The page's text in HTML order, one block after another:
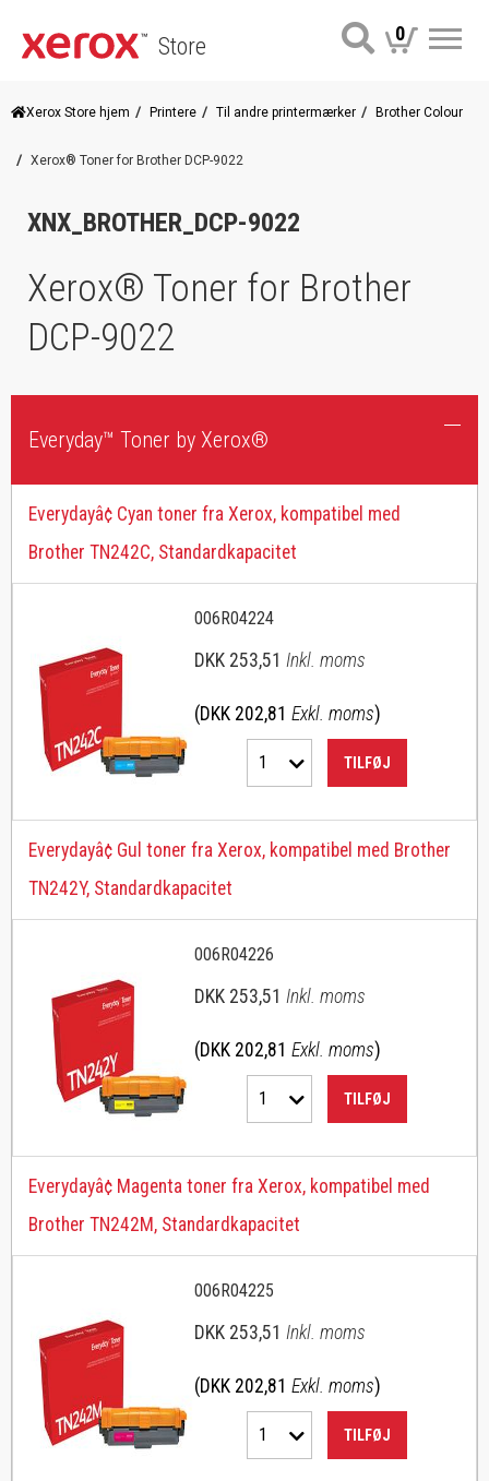
Store 0
Xerox Store hjem Printere Til andre printermærker Brother Colour
Xerox® Toner for Brother DCP-9022
XNX_BROTHER_DCP-9022
Xerox® Toner for Brother
DCP-9022
Everyday™ Toner by Xerox®
Everydayâ¢ Cyan toner fra Xerox, kompatibel med
Brother TN242C, Standardkapacitet
006R04224
DKK 253,51 Inkl. moms
(DKK 202,81 Exkl. moms)
1 TILFØJ
Everydayâ¢ Gul toner fra Xerox, kompatibel med Brother
TN242Y, Standardkapacitet
006R04226
DKK 253,51 Inkl. moms
(DKK 202,81 Exkl. moms)
1 TILFØJ
Everydayâ¢ Magenta toner fra Xerox, kompatibel med
Brother TN242M, Standardkapacitet
006R04225
DKK 253,51 Inkl. moms
(DKK 202,81 Exkl. moms)
1 TILFØJ